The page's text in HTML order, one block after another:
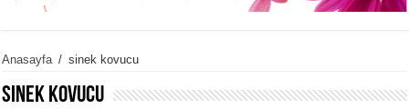
Anasayfa / sinek kovucu
sinek kovucu